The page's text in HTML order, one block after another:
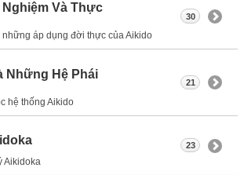
Và Thực
những áp dụng đời thực của Aikido
30
Những Hệ Phái
hệ thống Aikido
21
Aikidoka
23